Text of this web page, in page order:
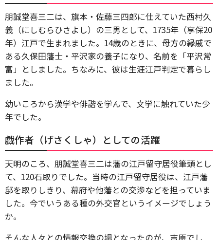
朋誠堂喜三二は、旗本・佐藤三四郎に仕えていた西村久
義（にしむらひさよし）の三男として、1735年（享保20
年）江戸で生まれました。14歳のときに、母方の縁戚で
ある久保田藩士・平沢家の養子になり、名前を「平沢常
富」としました。ちなみに、彼は生涯江戸判定で暮らし
ました。
幼いころから漢学や俳諧を学んで、文学に触れていた少
年でした。
戯作者（げさくしゃ）としての活躍
天明のころ、朋誠堂喜三二は藩の江戸留守居役筆頭とし
て、120石取りでした。当時の江戸留守居役は、江戸藩
邸を取りしきり、幕府や他藩との交渉などを担っていま
した。今でいうある種の外交官というイメージでしょう
か。
そんな人々との情報交換の場となったのが、吉原でし